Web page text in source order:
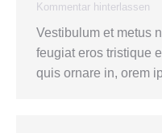
Kommentar hinterlassen
Vestibulum et metus
feugiat eros tristique
quis ornare in, orem